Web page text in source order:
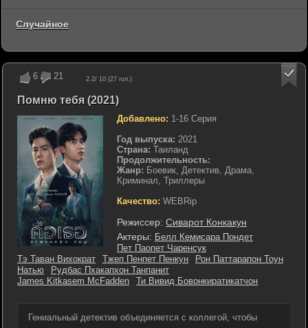
6 21 2.2/ 10 (27 гол.)
Помню тебя (2021)
Добавлено: 1-16 Серия
Год выпуска: 2021
Страна: Таиланд
Продолжительность:
Жанр: Боевик, Детектив, Драма,
Криминал, Триллеры
Качество: WEBRip
Режиссер: Сиварот Конкакун
Актеры: Белл Кемисара Пондет
Пет Паопет Чаренсук
Тэ Таван Вихократ
Тжеп Пенпет Пенкун
Рон Паттарапон Тоун
Натью
Рудбас Пхакапхон Танпанит
James Kitkasem McFadden
Ти Вивид Бовонкиратикатчон
Гениальный детектив объединяется с коллегой, чтобы
Случайное